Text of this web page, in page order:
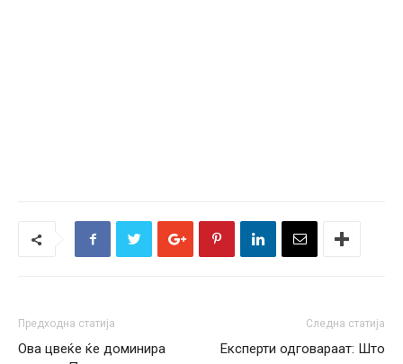
Предходна статија
Ова цвеќе ќе доминира
Следна статија
Експерти одговараат: Што